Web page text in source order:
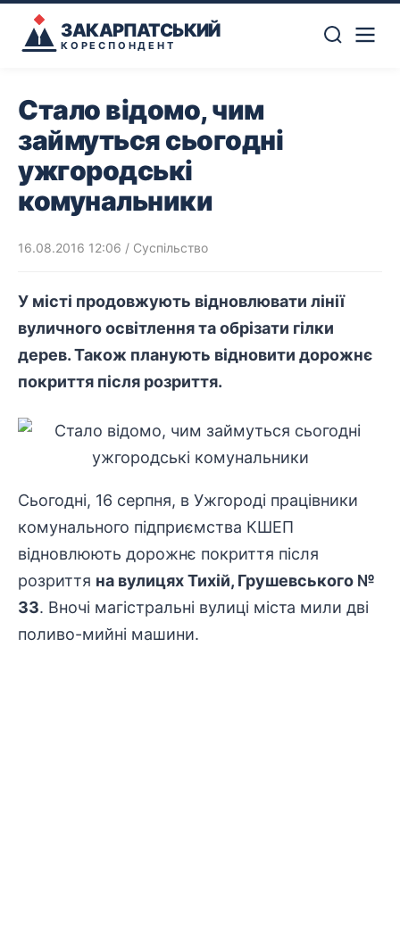
ЗАКАРПАТСЬКИЙ
КОРЕСПОНДЕНТ
Стало відомо, чим
займуться сьогодні
ужгородські
комунальники
16.08.2016 12:06 / Суспільство
У місті продовжують відновлювати лінії
вуличного освітлення та обрізати гілки
дерев. Також планують відновити дорожнє
покриття після розриття.
Сьогодні, 16 серпня, в Ужгороді працівники
комунального підприємства КШЕП
відновлюють дорожнє покриття після
розриття на вулицях Тихій, Грушевського №
33. Вночі магістральні вулиці міста мили дві
поливо-мийні машини.